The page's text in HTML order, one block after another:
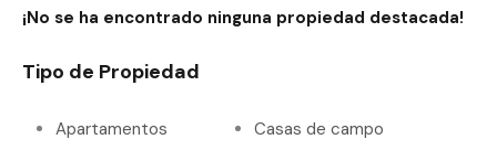
¡No se ha encontrado ninguna propiedad destacada!
Tipo de Propiedad
Apartamentos
Casas de campo